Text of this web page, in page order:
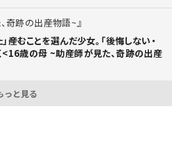
奇跡の出産物語~
産むことを選んだ少女。「後悔しない・
<16歳の母 ~助産師が見た、奇跡の出産
っと見る